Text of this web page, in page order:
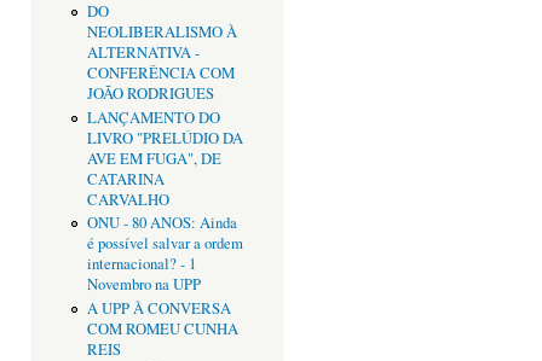
DO
NEOLIBERALISMO À
ALTERNATIVA -
CONFERÊNCIA COM
JOÃO RODRIGUES
LANÇAMENTO DO
LIVRO "PRELÚDIO DA
AVE EM FUGA", DE
CATARINA
CARVALHO
ONU - 80 ANOS: Ainda
é possível salvar a ordem
internacional? - 1
Novembro na UPP
A UPP À CONVERSA
COM ROMEU CUNHA
REIS